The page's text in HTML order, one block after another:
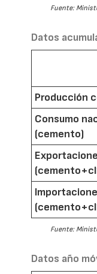
Fuente:
Datos
Producción
Consumo
(cemento)
Fuente:
Datos año